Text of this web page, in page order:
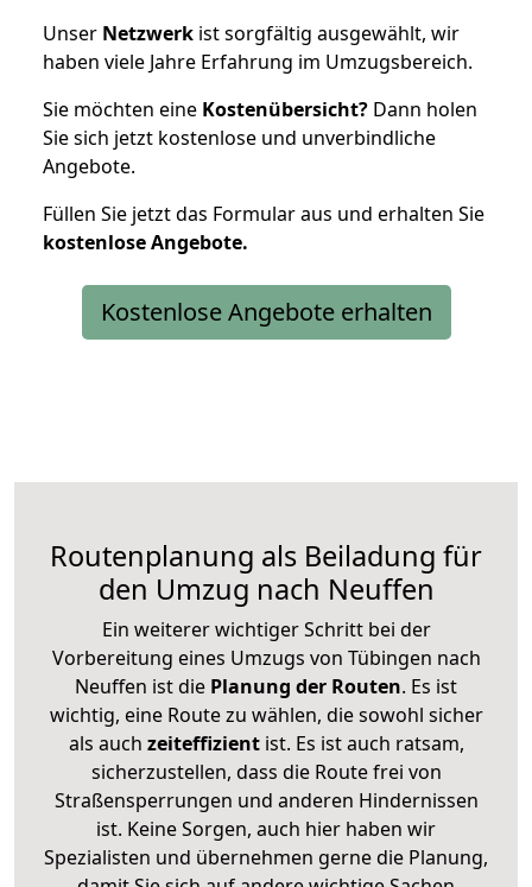
Unser Netzwerk ist sorgfältig ausgewählt, wir
haben viele Jahre Erfahrung im Umzugsbereich.
Sie möchten eine Kostenübersicht? Dann holen
Sie sich jetzt kostenlose und unverbindliche
Angebote.
Füllen Sie jetzt das Formular aus und erhalten Sie
kostenloseAngebote.
Kostenlose Angebote erhalten
Routenplanung als Beiladung für
den Umzug nach Neuffen
Ein weiterer wichtiger Schritt bei der
Vorbereitung eines Umzugs von Tübingen nach
Neuffen ist die Planung der Routen. Es ist
wichtig, eine Route zu wählen, die sowohl sicher
als auch zeiteffizientist. Es ist auch ratsam,
sicherzustellen, dass die Route frei von
Straßensperrungen und anderen Hindernissen
ist. Keine Sorgen, auch hier haben wir
Spezialisten und übernehmen gerne die Planung,